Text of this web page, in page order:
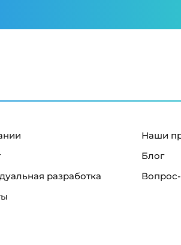
Наши
Блог
разработка
Вопрос-